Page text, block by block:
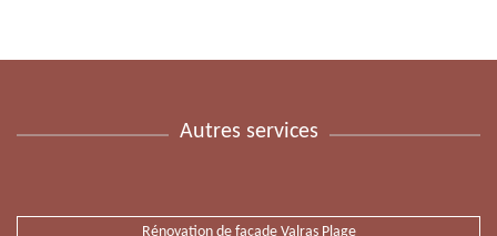
Autres services
Rénovation de façade Valras Plage